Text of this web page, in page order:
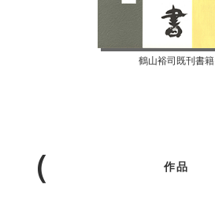
鶴山裕司既刊書籍
作品